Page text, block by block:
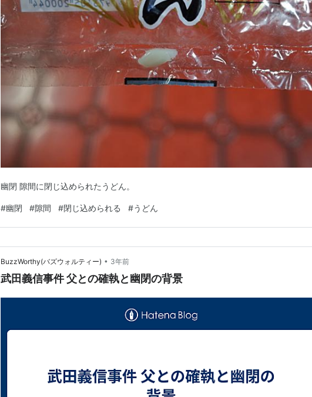
幽閉 隙間に閉じ込められたうどん。
#幽閉 #隙間 #閉じ込められる #うどん
BuzzWorthy(バズウォルティー) • 3年前
武田義信事件 父との確執と幽閉の背景